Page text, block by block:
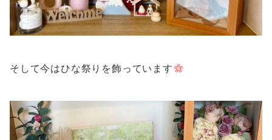
そして今はひな祭りを飾っています